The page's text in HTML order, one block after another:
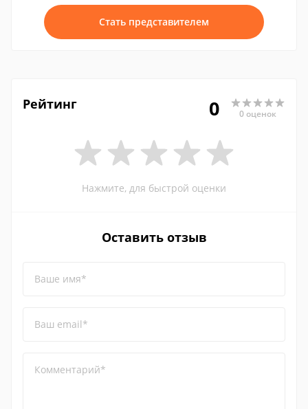
Стать представителем
Рейтинг 0 0 оценок
Нажмите, для быстрой оценки
Оставить отзыв
Ваше имя*
Ваш email*
Комментарий*